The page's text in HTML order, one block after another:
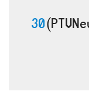
30